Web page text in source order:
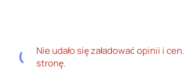
Nie udało się załadować opinii i
stronę.